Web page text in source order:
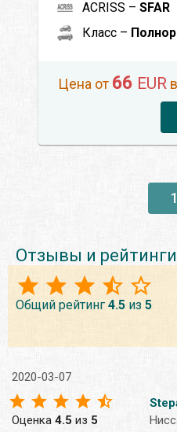
ACRISS – SFAR
Класс –
Цена от 66 EUR
1
Отзывы и рейтинги
Общий рейтинг 4.5 из 5
2020-03-07
Оценка 4.5 из 5